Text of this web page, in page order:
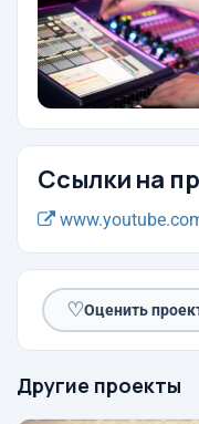
Ссылки на
♡Оценить
Другие проекты